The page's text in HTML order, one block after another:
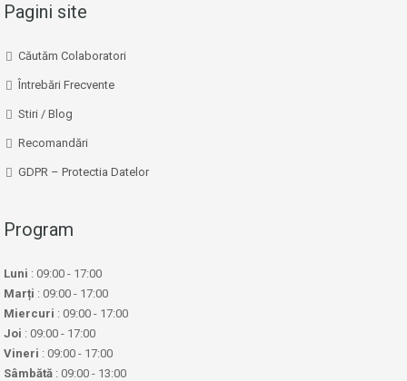
Pagini site
Căutăm Colaboratori
Întrebări Frecvente
Stiri / Blog
Recomandări
GDPR – Protectia Datelor
Program
Luni : 09:00 - 17:00
Marți : 09:00 - 17:00
Miercuri : 09:00 - 17:00
Joi : 09:00 - 17:00
Vineri : 09:00 - 17:00
Sâmbătă : 09:00 - 13:00